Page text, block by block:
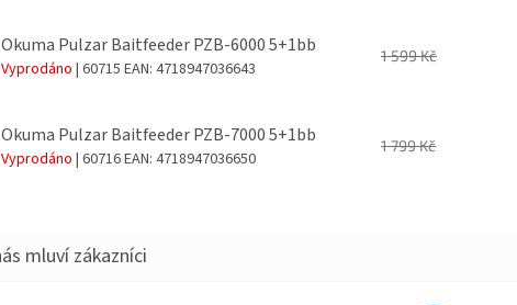
Okuma Pulzar Baitfeeder PZB-6000 5+1bb
Vyprodáno | 60715 EAN: 4718947036643
1 599 Kč
Okuma Pulzar Baitfeeder PZB-7000 5+1bb
Vyprodáno | 60716EAN: 4718947036650
1 799 Kč